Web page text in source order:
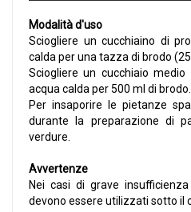
Modalità d'uso
Sciogliere un cucchiaino di
calda per una tazza di brodo
Sciogliere un cucchiaio
acqua calda per 500 ml di brodo.
Per insaporire le pietanze
durante la preparazione di
verdure.
Avvertenze
Nei casi di grave
devono essere utilizzati sotto il